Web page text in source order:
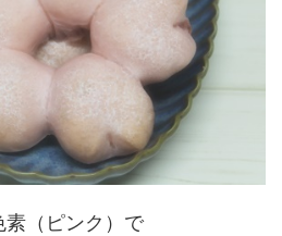
（ピンク）で